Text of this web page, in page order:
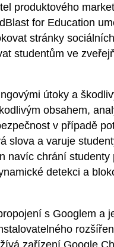
produktového
for Education
stránky
studentům ve
útoky a
obsahem,
v případě
slova a varuje
navíc chrání
detekci a
s Googlem a
zařízení Google